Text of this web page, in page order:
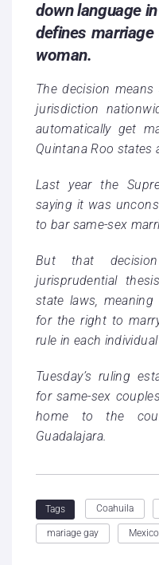
down language
defines
woman.
The decision
jurisdiction
automatically get
Quintana Roo states
Last year the
saying it was
to bar same-sex
But that
jurisprudential
state laws,
for the right to
rule in each individual
Tuesday’s ruling
for same-sex
home to the
Guadalajara.
Tags Coahuila
mariage gay Mexico